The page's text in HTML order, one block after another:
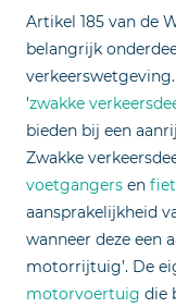
Artikel 185 van de
belangrijk
'zwakke
bieden bij een
Zwakke
voetgangers en
aansprakelijkheid
wanneer deze een
motorrijtuig’. De
motorvoertuig die